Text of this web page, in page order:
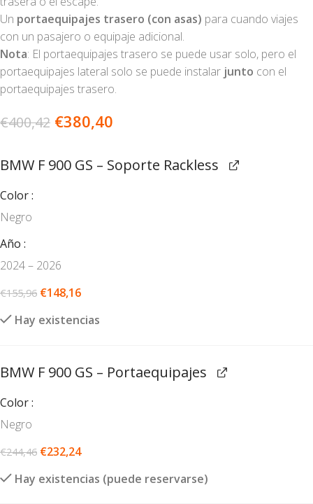
Un portaequipajes trasero (con asas) para cuando viajes
con un pasajero o equipaje adicional.
Nota: El portaequipajes trasero se puede usar solo, pero el
portaequipajes lateral solo se puede instalar junto con el
portaequipajes trasero.
€400,42 €380,40
BMW F 900 GS – Soporte Rackless
Color
Negro
Año
2024 – 2026
€155,96 €148,16
Hay existencias
BMW F 900 GS – Portaequipajes
Color
Negro
€244,46 €232,24
Hay existencias (puede reservarse)